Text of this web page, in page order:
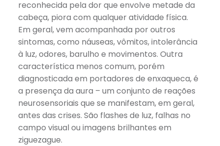
reconhecida pela dor que envolve metade da
cabeça, piora com qualquer atividade física.
Em geral, vem acompanhada por outros
sintomas, como náuseas, vômitos, intolerância
à luz, odores, barulho e movimentos. Outra
característica menos comum, porém
diagnosticada em portadores de enxaqueca, é
a presença da aura – um conjunto de reações
neurosensoriais que se manifestam, em geral,
antes das crises. São flashes de luz, falhas no
campo visual ou imagens brilhantes em
ziguezague.